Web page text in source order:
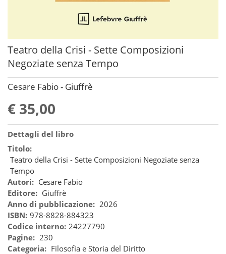
Teatro della Crisi - Sette Composizioni
Negoziate senza Tempo
Cesare Fabio - Giuffrè
€ 35,00
Dettagli del libro
Titolo:
Teatro della Crisi - Sette Composizioni Negoziate senza
Tempo
Autori: Cesare Fabio
Editore: Giuffrè
Anno di pubblicazione: 2026
ISBN: 978-8828-884323
Codice interno: 24227790
Pagine: 230
Categoria: Filosofia e Storia del Diritto